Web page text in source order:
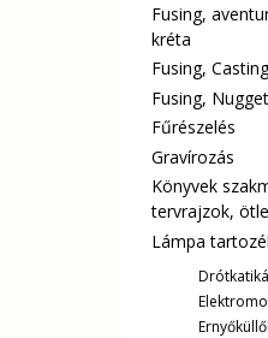
Fusing,
kréta
Fusing,
Fusing,
Fűrészelés
Gravírozás
Könyvek
tervrajzok,
Lámpa